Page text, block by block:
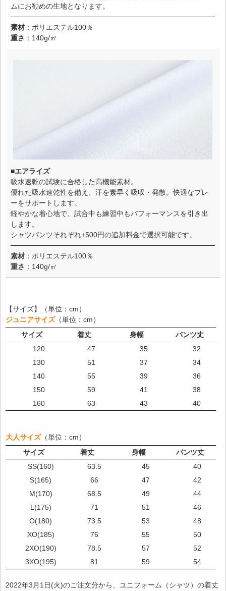
ムにお勧めの生地となります。
素材 ：ポリエステル100％
重さ ：140g/㎡
■エアライズ
吸水速乾の試験に合格した高機能素材。
優れた吸水速乾性を備え、汗を素早く吸収・発散。快適なプレ
ーをサポートします。
軽やかな着心地で、試合中も練習中もパフォーマンスを引き出
します。
シャツパンツそれぞれ+500円の追加料金で選択可能です。
素材 ：ポリエステル100％
重さ ：140g/㎡
【サイズ】（単位：cm）
ジュニアサイズ（単位：cm）
サイズ
着丈 身幅
パンツ丈
120
47 35
32
130
51 37
34
140
55 39
36
150
59 41
38
160
63 43 40
大人サイズ（単位：cm）
サイズ
着丈 身幅
パンツ丈
SS(160)
63.5 45
40
S(165)
66 47
42
M(170)
68.5 49
44
L(175)
71 51
46
O(180)
73.5 53
48
XO(185)
76 55
50
2XO(190)
78.5 57
52
3XO(195)
81 59 54
2022年3月1日(火)のご注文分から、ユニフォーム（シャツ）の着丈